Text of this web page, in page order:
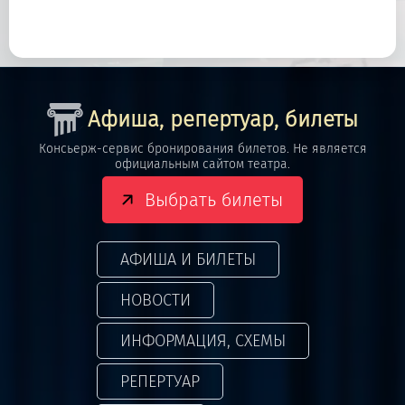
Афиша, репертуар, билеты
Консьерж-сервис бронирования билетов. Не является
официальным сайтом театра.
Выбрать билеты
АФИША И БИЛЕТЫ
НОВОСТИ
ИНФОРМАЦИЯ, СХЕМЫ
РЕПЕРТУАР